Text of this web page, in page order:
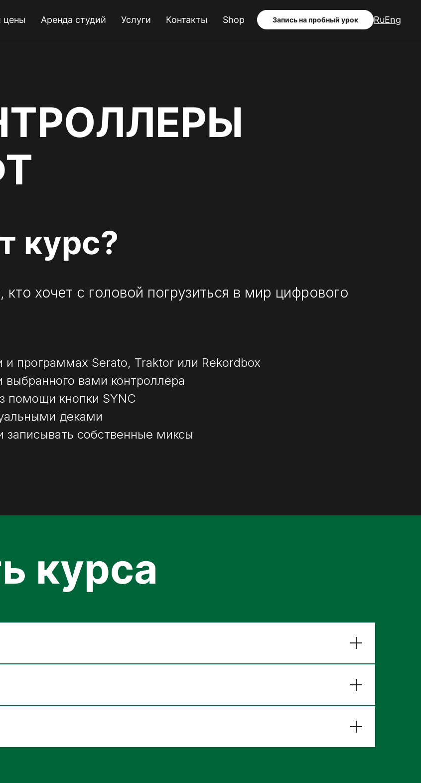
цены Аренда студий Услуги Контакты Shop Запись на пробный урок RuEng
курс?
кто хочет с головой погрузиться в мир цифрового
и программах Serato, Traktor или Rekordbox
вами контроллера
помощи кнопки SYNC
деками
записывать собственные миксы
курса